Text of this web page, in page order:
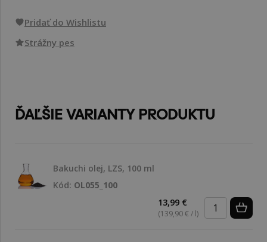
Pridať do Wishlistu
Strážny pes
ĎAĽŠIE VARIANTY PRODUKTU
Bakuchi olej, LZS, 100 ml
Kód: OL055_100
13,99 €
(139,90 € / l)